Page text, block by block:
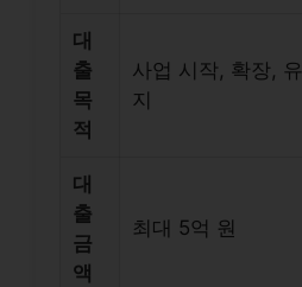
대
출
목
적
사업 시작, 확장, 유
지
대
출
금
액
최대 5억 원